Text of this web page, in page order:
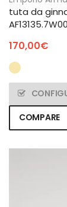
tuta da
170,00€
COMPARE